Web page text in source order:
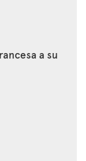
a su